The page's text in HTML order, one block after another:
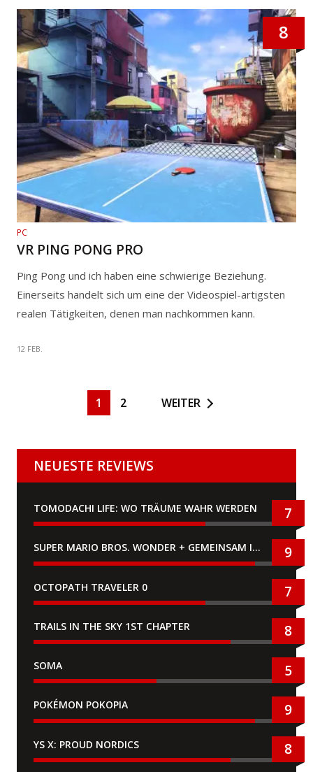
8
PC
VR PING PONG PRO
Ping Pong und ich haben eine schwierige Beziehung.
Einerseits handelt sich um eine der Videospiel-artigsten
realen Tätigkeiten, denen man nachkommen kann.
12 FEB.
1 2 WEITER
NEUESTE REVIEWS
TOMODACHI LIFE: WO TRÄUME WAHR WERDEN 7
SUPER MARIO BROS. WONDER + GEMEINSAM IM BELLABEL-PARK 9
OCTOPATH TRAVELER 0 7
TRAILS IN THE SKY 1ST CHAPTER 8
SOMA 5
POKÉMON POKOPIA 9
YS X: PROUD NORDICS 8